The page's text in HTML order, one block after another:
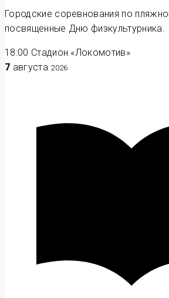
Городские соревнования по
посвященные Дню физкультурника.
18:00 Стадион «Локомотив»
7 августа 2026